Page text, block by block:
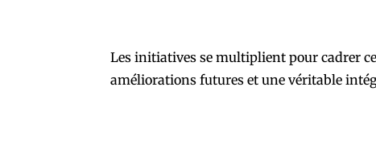
Les initiatives se multiplient pour cadrer
améliorations futures et une véritable